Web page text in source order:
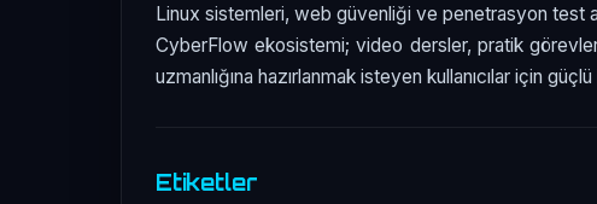
Linux sistemleri, web güvenliği ve penetrasyon test
CyberFlow ekosistemi; video dersler, pratik
uzmanlığına hazırlanmak isteyen kullanıcılar için
Etiketler